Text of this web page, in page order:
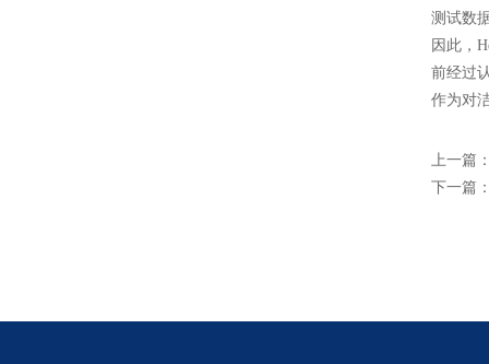
测试数
因此，
前经过
作为对
上一篇
下一篇